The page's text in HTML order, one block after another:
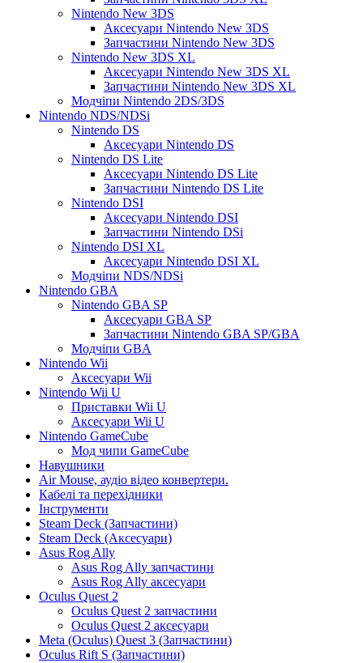
Nintendo New 3DS
Аксесуари Nintendo New 3DS
Запчастини Nintendo New 3DS
Nintendo New 3DS XL
Аксесуари Nintendo New 3DS XL
Запчастини Nintendo New 3DS XL
Модчіпи Nintendo 2DS/3DS
Nintendo NDS/NDSi
Nintendo DS
Аксесуари Nintendo DS
Nintendo DS Lite
Аксесуари Nintendo DS Lite
Запчастини Nintendo DS Lite
Nintendo DSI
Аксесуари Nintendo DSI
Запчастини Nintendo DSi
Nintendo DSI XL
Аксесуари Nintendo DSI XL
Модчіпи NDS/NDSi
Nintendo GBA
Nintendo GBA SP
Аксесуари GBA SP
Запчастини Nintendo GBA SP/GBA
Модчіпи GBA
Nintendo Wii
Аксесуари Wii
Nintendo Wii U
Приставки Wii U
Аксесуари Wii U
Nintendo GameCube
Мод чипи GameCube
Навушники
Air Mouse, аудіо відео конвертери.
Кабелі та перехідники
Інструменти
Steam Deck (Запчастини)
Steam Deck (Аксесуари)
Asus Rog Ally
Asus Rog Ally запчастини
Asus Rog Ally аксесуари
Oculus Quest 2
Oculus Quest 2 запчастини
Oculus Quest 2 аксесуари
Meta (Oculus) Quest 3 (Запчастини)
Oculus Rift S (Запчастини)